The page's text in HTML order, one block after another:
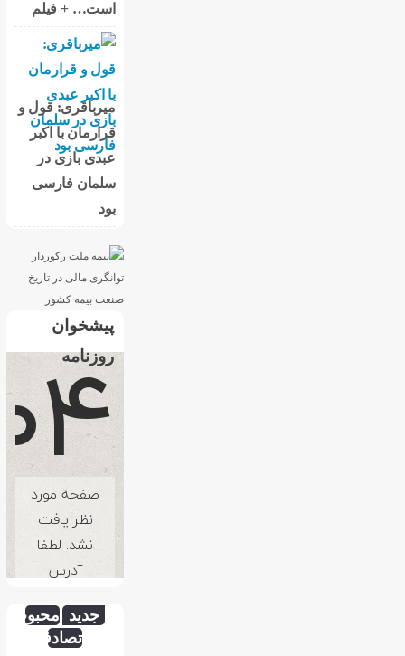
است… + فیلم
میرباقری: قول و
قرارمان با اکبر
عبدی بازی در
سلمان فارسی
بود
پیشخوان
روزنامه
جدید محبوب
تصادفی